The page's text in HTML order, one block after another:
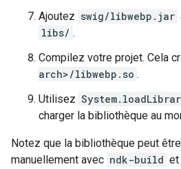
Ajoutez swig/libwebp.jar
libs/ .
Compilez votre projet. Cela
arch>/libwebp.so .
Utilisez
charger la bibliothèque au
Notez que la bibliothèque peut
manuellement avec ndk-build et